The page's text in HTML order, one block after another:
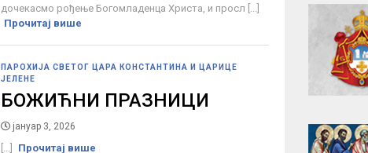
дочекасмо рођење Богомладенца Христа, и просл [...]
Прочитај више
ПАРОХИЈА СВЕТОГ ЦАРА КОНСТАНТИНА И ЦАРИЦЕ
ЈЕЛЕНЕ
БОЖИЋНИ ПРАЗНИЦИ
јануар 3, 2026
[...] Прочитај више